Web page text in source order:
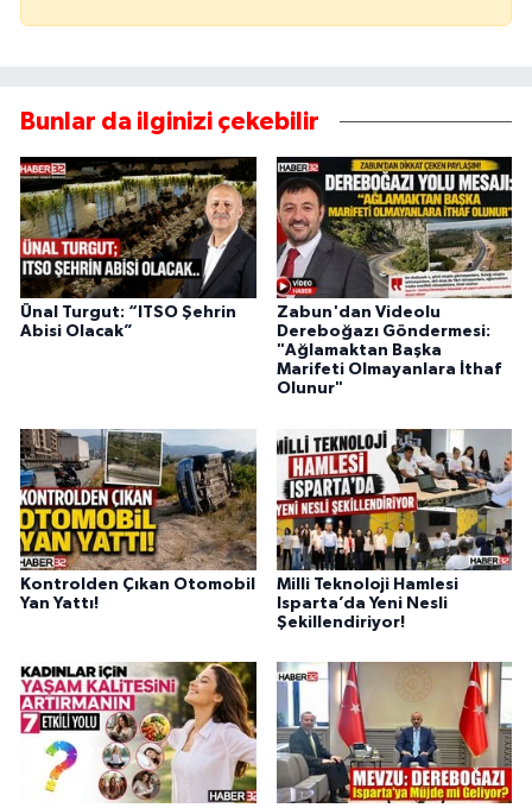
Bunlar da ilginizi çekebilir
Ünal Turgut: “ITSO Şehrin
Abisi Olacak”
Zabun'dan Videolu
Dereboğazı Göndermesi:
"Ağlamaktan Başka
Marifeti Olmayanlara İthaf
Olunur"
Kontrolden Çıkan Otomobil
Yan Yattı!
Milli Teknoloji Hamlesi
Isparta’da Yeni Nesli
Şekillendiriyor!